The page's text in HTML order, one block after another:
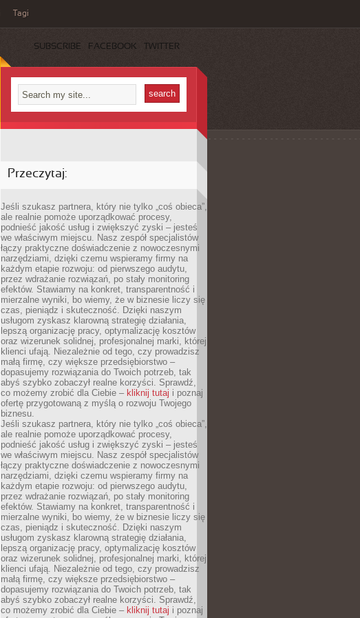
Tagi
SUBSCRIBE FACEBOOK TWITTER
Przeczytaj:
Jeśli szukasz partnera, który nie tylko „coś obieca”,
ale realnie pomoże uporządkować procesy,
podnieść jakość usług i zwiększyć zyski – jesteś
we właściwym miejscu. Nasz zespół specjalistów
łączy praktyczne doświadczenie z nowoczesnymi
narzędziami, dzięki czemu wspieramy firmy na
każdym etapie rozwoju: od pierwszego audytu,
przez wdrażanie rozwiązań, po stały monitoring
efektów. Stawiamy na konkret, transparentność i
mierzalne wyniki, bo wiemy, że w biznesie liczy się
czas, pieniądz i skuteczność. Dzięki naszym
usługom zyskasz klarowną strategię działania,
lepszą organizację pracy, optymalizację kosztów
oraz wizerunek solidnej, profesjonalnej marki, której
klienci ufają. Niezależnie od tego, czy prowadzisz
małą firmę, czy większe przedsiębiorstwo –
dopasujemy rozwiązania do Twoich potrzeb, tak
abyś szybko zobaczył realne korzyści. Sprawdź,
co możemy zrobić dla Ciebie – kliknij tutaj i poznaj
ofertę przygotowaną z myślą o rozwoju Twojego
biznesu.
Jeśli szukasz partnera, który nie tylko „coś obieca”,
ale realnie pomoże uporządkować procesy,
podnieść jakość usług i zwiększyć zyski – jesteś
we właściwym miejscu. Nasz zespół specjalistów
łączy praktyczne doświadczenie z nowoczesnymi
narzędziami, dzięki czemu wspieramy firmy na
każdym etapie rozwoju: od pierwszego audytu,
przez wdrażanie rozwiązań, po stały monitoring
efektów. Stawiamy na konkret, transparentność i
mierzalne wyniki, bo wiemy, że w biznesie liczy się
czas, pieniądz i skuteczność. Dzięki naszym
usługom zyskasz klarowną strategię działania,
lepszą organizację pracy, optymalizację kosztów
oraz wizerunek solidnej, profesjonalnej marki, której
klienci ufają. Niezależnie od tego, czy prowadzisz
małą firmę, czy większe przedsiębiorstwo –
dopasujemy rozwiązania do Twoich potrzeb, tak
abyś szybko zobaczył realne korzyści. Sprawdź,
co możemy zrobić dla Ciebie – kliknij tutaj i poznaj